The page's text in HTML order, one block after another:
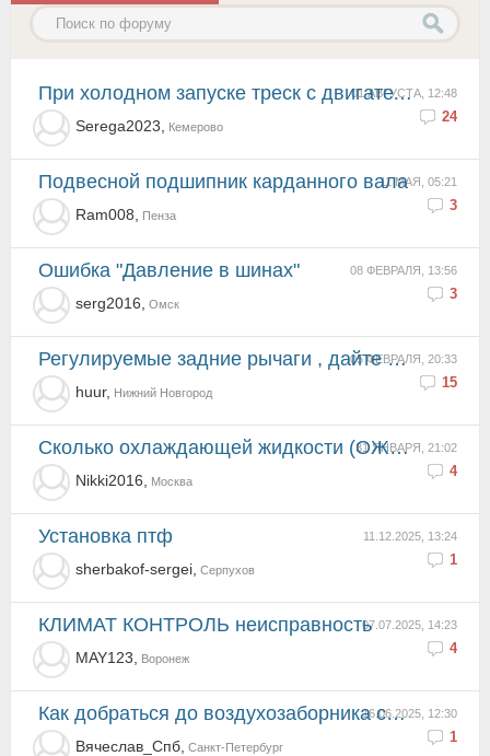
01 АВГУСТА, 12:48
24
при холодном запуске треск с двигателя. Кратковременный -- тррр! и дальше все ок. пробег чуть больше...
Serega2023, Кемерово
11 МАЯ, 05:21
3
Подвесной подшипник карданного вала
Ram008, Пенза
08 ФЕВРАЛЯ, 13:56
3
Ошибка "Давление в шинах"
serg2016, Омск
05 ФЕВРАЛЯ, 20:33
15
Регулируемые задние рычаги , дайте опыт (нмер детали)
huur, Нижний Новгород
31 ЯНВАРЯ, 21:02
4
Сколько охлаждающей жидкости (ОЖ) требуется для замены?
Nikki2016, Москва
11.12.2025, 13:24
1
Установка птф
sherbakof-sergei, Серпухов
07.07.2025, 14:23
4
КЛИМАТ КОНТРОЛЬ неисправность
MAY123, Воронеж
16.06.2025, 12:30
1
Как добраться до воздухозаборника салона
Вячеслав_Спб, Санкт-Петербург